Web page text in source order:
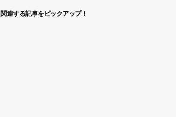
関連する記事をピックアップ！